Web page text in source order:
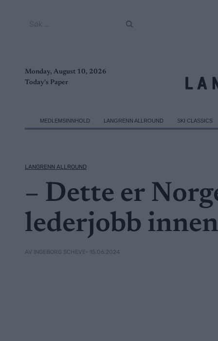
Monday, August 10, 2026
Today's Paper
MEDLEMSINNHOLD LANGRENN ALLROUND SKI CLASSICS
LANGRENN ALLROUND
– Dette er
lederjobb
AV INGEBORG SCHEVE• 15.06.2024